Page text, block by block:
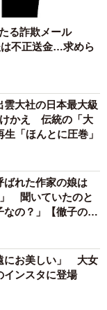
る詐欺メール
不正送金…求めら
大社の日本最大級
けかえ 伝統の「大
「ほんとに圧巻」
ばれた作家の娘は
」 聞いていたのと
の？」【徹子の部
にお美しい」 大女
インスタに登場